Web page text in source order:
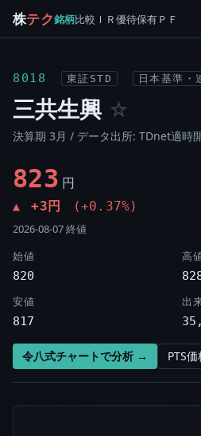
株テク銘柄比較 ＩＲ優待保有ＰＦ
8018 東証STD 日本基準・
三共生興 ☆
決算期 3月 / データ出所: TDnet適時
823 円
▲ +3円 (+0.37%)
2026-08-07 終値
始値
820
高
安値
817
出
令八式チャートで分析 → PTS